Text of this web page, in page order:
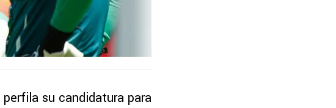
perfila su candidatura para